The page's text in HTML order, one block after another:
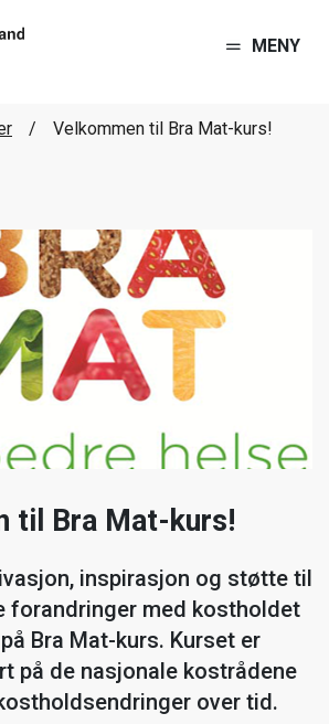
MENY
Velkommen til Bra Mat-kurs!
til Bra Mat-kurs!
inspirasjon og støtte til
forandringer med kostholdet
Bra Mat-kurs. Kurset er
på de nasjonale kostrådene
over tid.